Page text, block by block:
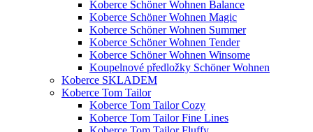
Koberce Schöner Wohnen Balance
Koberce Schöner Wohnen Magic
Koberce Schöner Wohnen Summer
Koberce Schöner Wohnen Tender
Koberce Schöner Wohnen Winsome
Koupelnové předložky Schöner Wohnen
Koberce SKLADEM
Koberce Tom Tailor
Koberce Tom Tailor Cozy
Koberce Tom Tailor Fine Lines